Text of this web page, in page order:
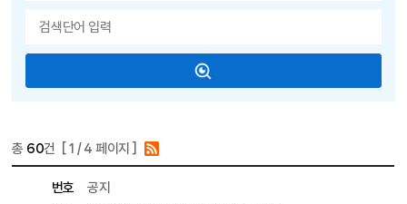
총 60건 [1 / 4 페이지 ]
번호
공지